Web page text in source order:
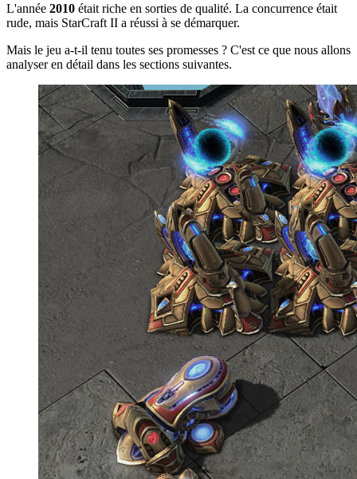
L'année 2010 était riche en sorties de qualité. La concurrence était
rude, mais StarCraft II a réussi à se démarquer.
Mais le jeu a-t-il tenu toutes ses promesses ? C'est ce que nous allons
analyser en détail dans les sections suivantes.